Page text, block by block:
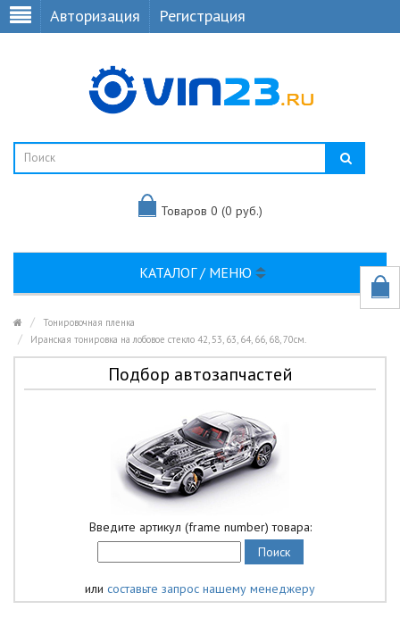
Авторизация Регистрация
Товаров 0 (0 руб.)
КАТАЛОГ / МЕНЮ
Тонировочная пленка
Иранская тонировка на лобовое стекло 42, 53, 63, 64, 66, 68, 70см.
Подбор автозапчастей
Введите артикул (frame number) товара:
или составьте запрос нашему менеджеру